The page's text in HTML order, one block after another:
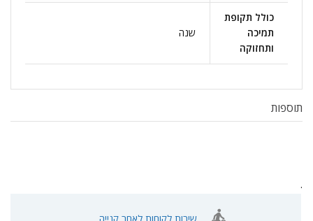
כולל תקופת
תמיכה
ותחזוקה
שנה
תוספות
.